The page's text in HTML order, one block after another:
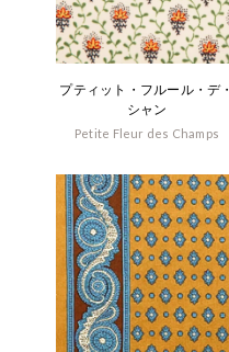
プティット・フルール・デ・
シャン
Petite Fleur des Champs